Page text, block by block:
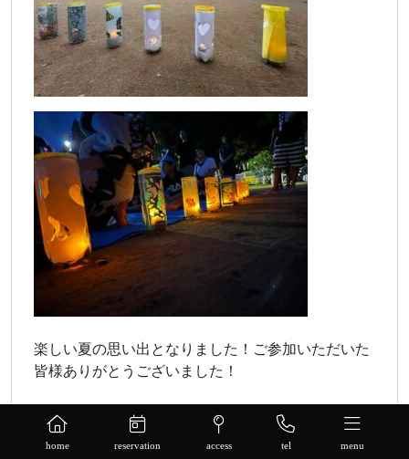
home reservation access tel menu
楽しい夏の思い出となりました！ご参加いただいた
皆様ありがとうございました！